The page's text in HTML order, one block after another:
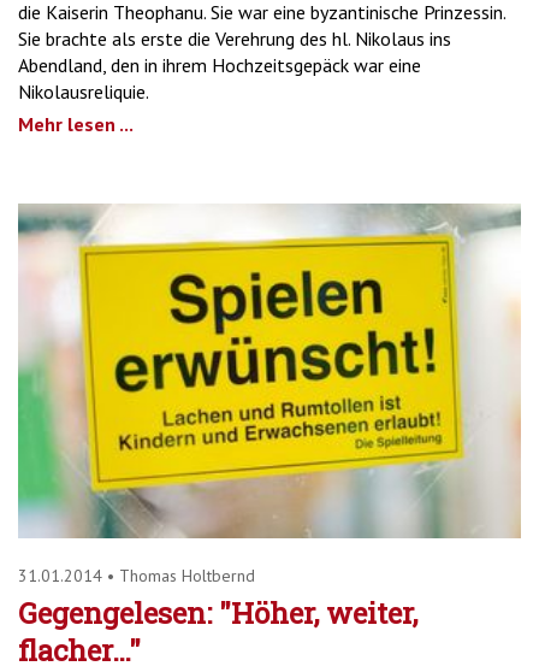
die Kaiserin Theophanu. Sie war eine byzantinische Prinzessin.
Sie brachte als erste die Verehrung des hl. Nikolaus ins
Abendland, den in ihrem Hochzeitsgepäck war eine
Nikolausreliquie.
Mehr lesen ...
31.01.2014 • Thomas Holtbernd
Gegengelesen: "Höher, weiter,
flacher…"